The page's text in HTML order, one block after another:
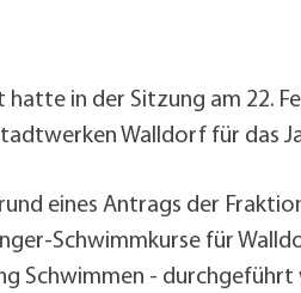
hatte in der Sitzung am 22.
Walldorf für das
eines Antrags der
Schwimmkurse für
Schwimmen -